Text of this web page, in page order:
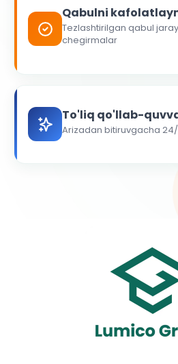
Qabulni
Tezlashtirilgan qabul
chegirmalar
To'liq qo'llab-
Arizadan bitiruvgacha